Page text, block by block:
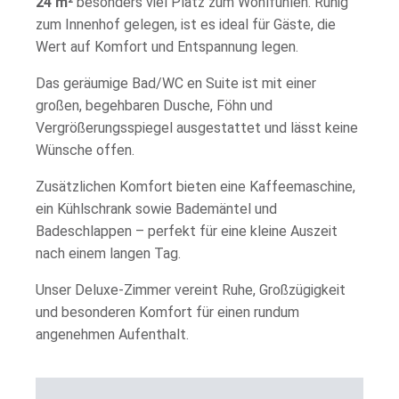
zum Innenhof gelegen, ist es ideal für Gäste, die
Wert auf Komfort und Entspannung legen.
Das geräumige Bad/WC en Suite ist mit einer
großen, begehbaren Dusche, Föhn und
Vergrößerungsspiegel ausgestattet und lässt keine
Wünsche offen.
Zusätzlichen Komfort bieten eine Kaffeemaschine,
ein Kühlschrank sowie Bademäntel und
Badeschlappen – perfekt für eine kleine Auszeit
nach einem langen Tag.
Unser Deluxe-Zimmer vereint Ruhe, Großzügigkeit
und besonderen Komfort für einen rundum
angenehmen Aufenthalt.